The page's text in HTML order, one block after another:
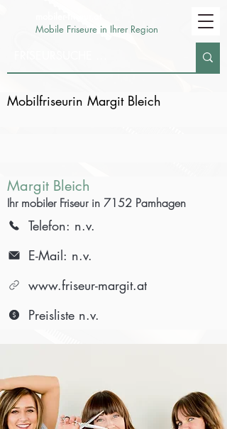
Mobile Friseure in Ihrer Region
Mobilfriseurin Margit Bleich
Margit Bleich
Ihr mobiler Friseur in 7152 Pamhagen
Telefon: n.v.
E-Mail: n.v.
www.friseur-margit.at
Preisliste n.v.